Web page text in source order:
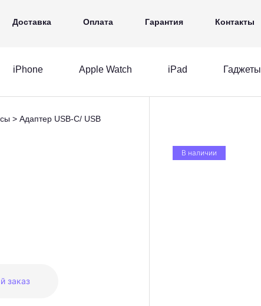
Watch Гаджеты Аксессуары Ещё
Доставка Оплата Гарантия Контакты
iPhone Apple Watch iPad Гаджеты
Адаптер USB-C/ USB
заказ
В наличии